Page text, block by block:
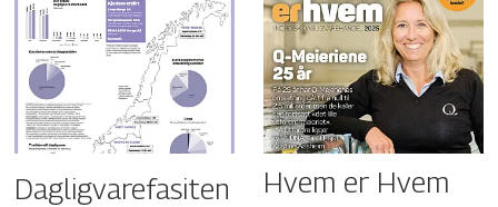
Dagligvarefasiten Hvem er Hvem